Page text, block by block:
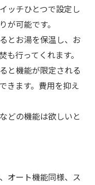
ッチひとつで設定し
が可能です。
とお湯を保温し、お
行ってくれます。
と機能が限定される
きます。費用を抑え
どの機能は欲しいと
オート機能同様、ス